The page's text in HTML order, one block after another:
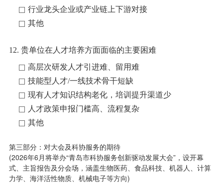
行业龙头企业或产业链上下游对接
其他
12. 贵单位在人才培养方面面临的主要困难
高层次研发人才引进难、留用难
技能型人才/一线技术骨干短缺
现有人才知识结构老化，培训提升渠道少
人才政策申报门槛高、流程复杂
其他
第三部分：对大会及科协服务的期待
(2026年6月将举办“青岛市科协服务创新驱动发展大会”，设开幕
式、主旨报告及分会场 ，涵盖生物医药、食品科技、机器人、计算
力学、海洋活性物质、机械电子等方向)